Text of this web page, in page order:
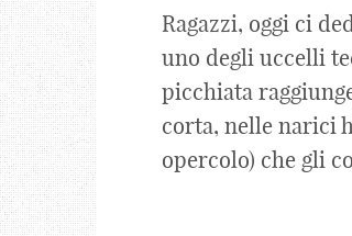
Ragazzi, oggi ci
uno degli uccelli
picchiata
corta, nelle narici
opercolo) che gli